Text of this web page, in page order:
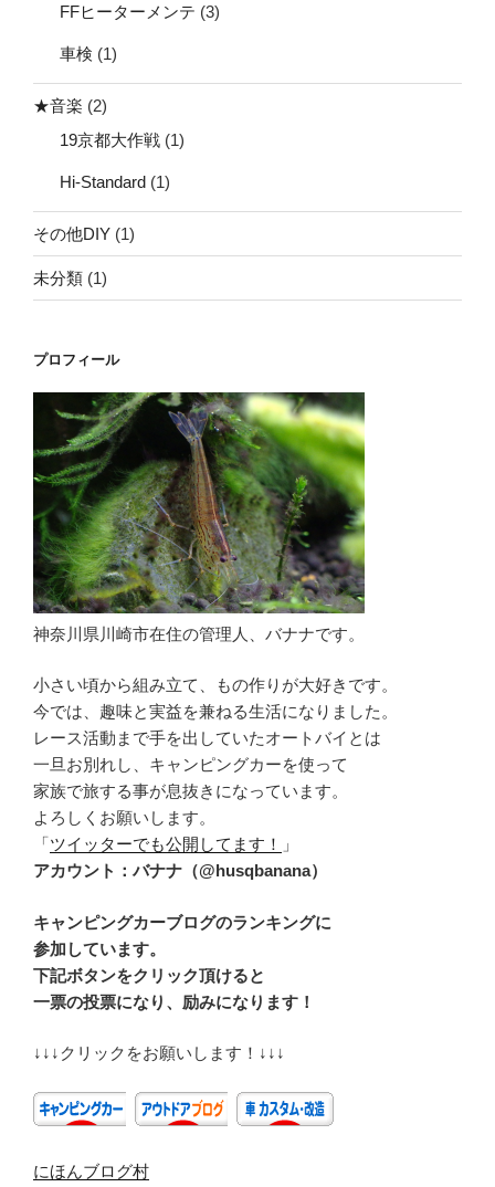
FFヒーターメンテ (3)
車検 (1)
★音楽 (2)
19京都大作戦 (1)
Hi-Standard (1)
その他DIY (1)
未分類 (1)
プロフィール
神奈川県川崎市在住の管理人、バナナです。
小さい頃から組み立て、もの作りが大好きです。
今では、趣味と実益を兼ねる生活になりました。
レース活動まで手を出していたオートバイとは
一旦お別れし、キャンピングカーを使って
家族で旅する事が息抜きになっています。
よろしくお願いします。
「ツイッターでも公開してます！
」
アカウント：バナナ（@husqbanana）
キャンピングカーブログのランキングに
参加しています。
下記ボタンをクリック頂けると
一票の投票になり、励みになります！
↓↓↓クリックをお願いします！↓↓↓
にほんブログ村